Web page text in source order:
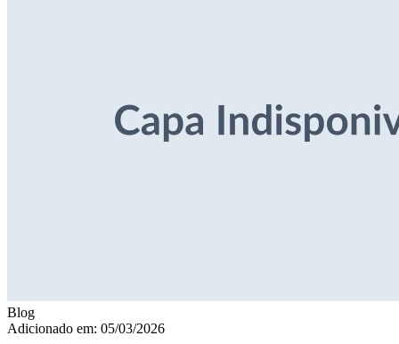
Blog
Adicionado em: 05/03/2026